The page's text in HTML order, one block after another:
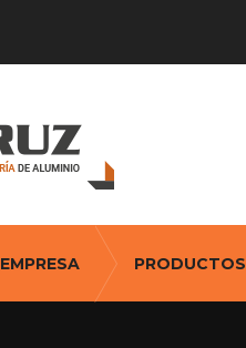
EMPRESA PRODUCTOS